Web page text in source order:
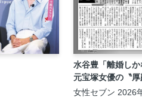
水谷豊「離婚し
元宝塚女優の〝厚
女性セブン 2026